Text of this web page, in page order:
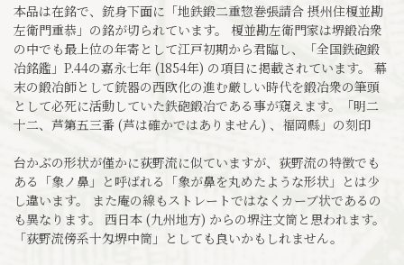
本品は在銘で、銃身下面に「地鉄鍛二重惣巻張請合 摂州住榎並勘
左衛門重恭」の銘が切られています。 榎並勘左衛門家は堺鍛冶衆
の中でも最上位の年寄として江戸初期から君臨し、「全国鉄砲鍛
冶銘鑑」P.44の嘉永七年 (1854年) の項目に掲載されています。 幕
末の鍛冶師として銃器の西欧化の進む厳しい時代を鍛冶衆の筆頭
として必死に活動していた鉄砲鍛冶である事が窺えます。「明二
十二、芦第五三番 (芦は確かではありません) 、福岡縣」の刻印
台かぶの形状が僅かに荻野流に似ていますが、荻野流の特徴でも
ある「象ノ鼻」と呼ばれる「象が鼻を丸めたような形状」とは少
し違います。 また庵の線もストレートではなくカーブ状であるの
も異なります。 西日本 (九州地方) からの堺注文筒と思われます。
「荻野流傍系十匁堺中筒」としても良いかもしれません。